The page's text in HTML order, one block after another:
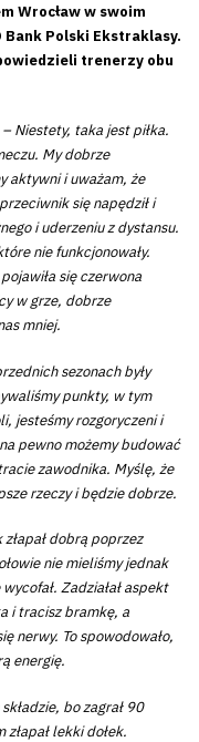
Wrocław w swoim
Polski Ekstraklasy.
trenerzy obu
– Niestety, taka jest piłka.
My dobrze
aktywni i uważam, że
się napędził i
i uderzeniu z dystansu.
nie funkcjonowały.
się czerwona
w grze, dobrze
mniej.
sezonach były
punkty, w tym
jesteśmy rozgoryczeni i
pewno możemy budować
zawodnika. Myślę, że
rzeczy i będzie dobrze.
dobrą poprzez
nie mieliśmy jednak
Zadziałał aspekt
i tracisz bramkę, a
nerwy. To spowodowało,
energię.
bo zagrał 90
lekki dołek.